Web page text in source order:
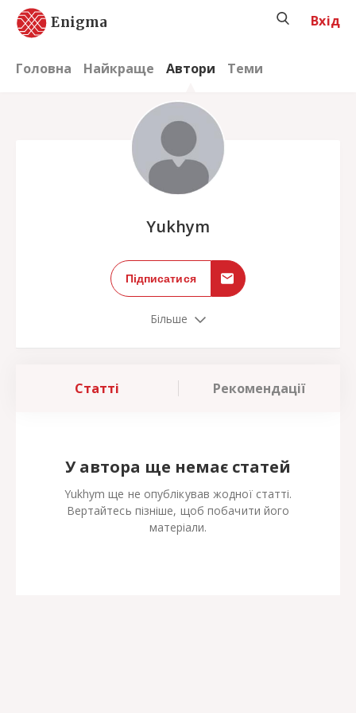
Enigma
Головна Найкраще Автори Теми
Вхід
Yukhym
Підписатися
Більше
Статті Рекомендації
У автора ще немає статей
Yukhym ще не опублікував жодної статті.
Вертайтесь пізніше, щоб побачити його
матеріали.